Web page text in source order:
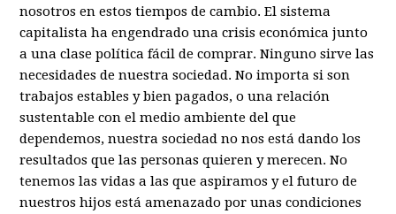
nosotros en estos tiempos de cambio. El sistema
capitalista ha engendrado una crisis económica junto
a una clase política fácil de comprar. Ninguno sirve las
necesidades de nuestra sociedad. No importa si son
trabajos estables y bien pagados, o una relación
sustentable con el medio ambiente del que
dependemos, nuestra sociedad no nos está dando los
resultados que las personas quieren y merecen. No
tenemos las vidas a las que aspiramos y el futuro de
nuestros hijos está amenazado por unas condiciones